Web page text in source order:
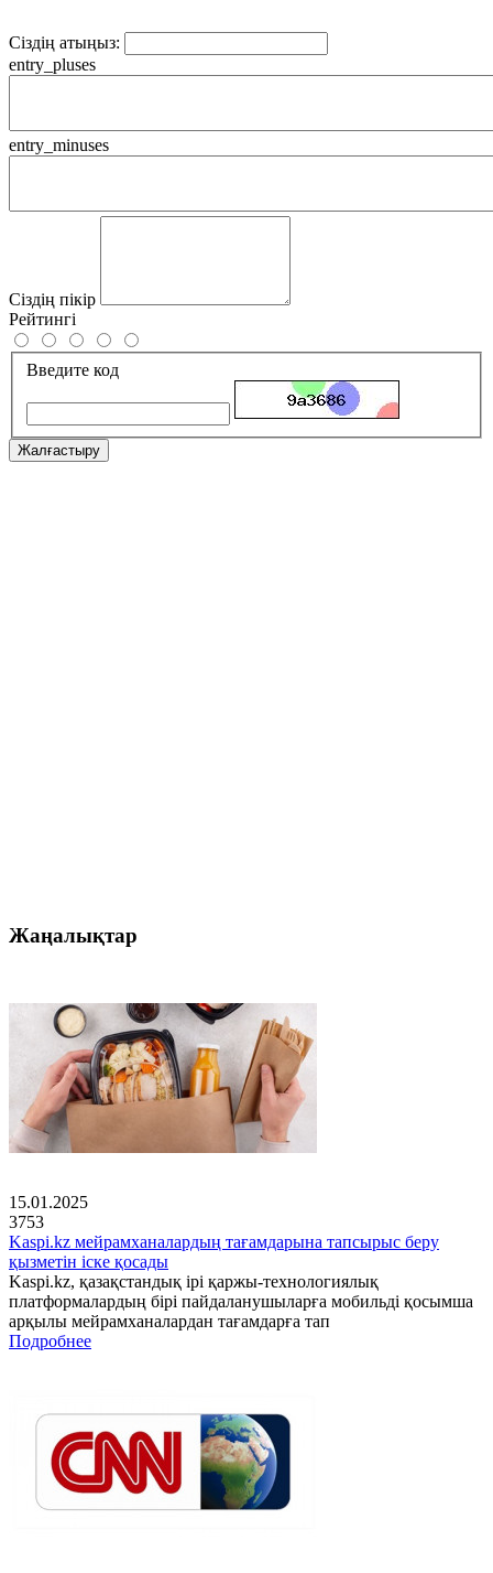
Сіздің атыңыз:
entry_pluses
entry_minuses
Сіздің пікір
Рейтингі
Введите код
Жалғастыру
Жаңалықтар
15.01.2025
3753
Kaspi.kz мейрамханалардың тағамдарына тапсырыс беру
қызметін іске қосады
Kaspi.kz, қазақстандық ірі қаржы-технологиялық
платформалардың бірі пайдаланушыларға мобильді қосымша
арқылы мейрамханалардан тағамдарға тап
Подробнее